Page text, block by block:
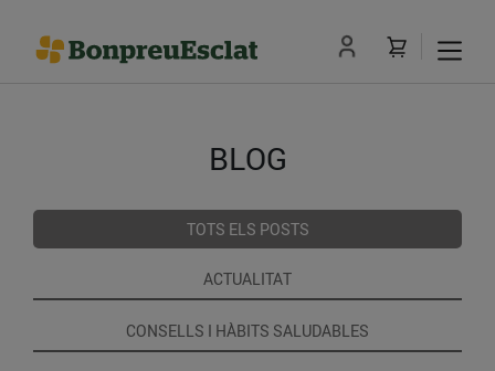
BLOG
TOTS ELS POSTS
ACTUALITAT
CONSELLS I HÀBITS SALUDABLES